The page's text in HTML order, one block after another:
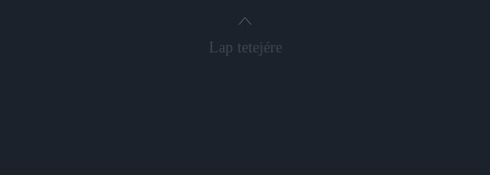
Lap tetejére